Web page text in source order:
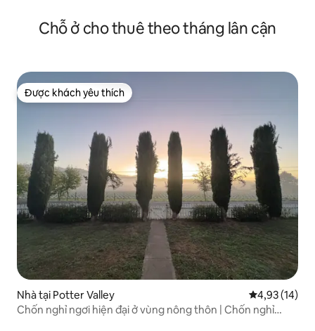
Chỗ ở cho thuê theo tháng lân cận
Được khách yêu thích
Được khách yêu thích
Nhà tại Potter Valley Xếp hạng
4,93 (14)
Chốn nghỉ ngơi hiện đại ở vùng nông thôn | Chốn nghỉ